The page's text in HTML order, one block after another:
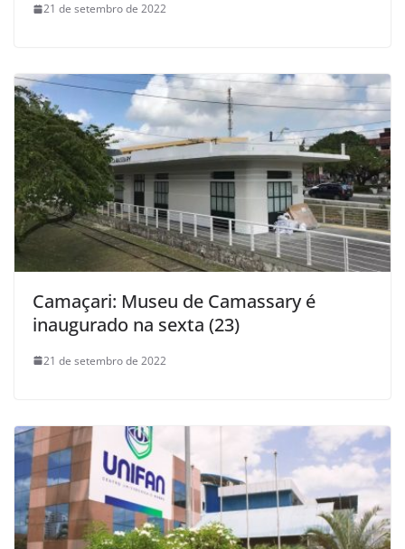
21 de setembro de 2022
Camaçari: Museu de Camassary é
inaugurado na sexta (23)
21 de setembro de 2022